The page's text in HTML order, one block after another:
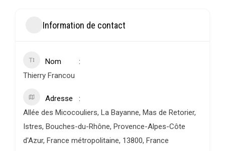
Information de contact
Nom
Thierry Francou
Adresse
Allée des Micocouliers, La Bayanne, Mas de Retorier,
Istres, Bouches-du-Rhône, Provence-Alpes-Côte
d'Azur, France métropolitaine, 13800, France